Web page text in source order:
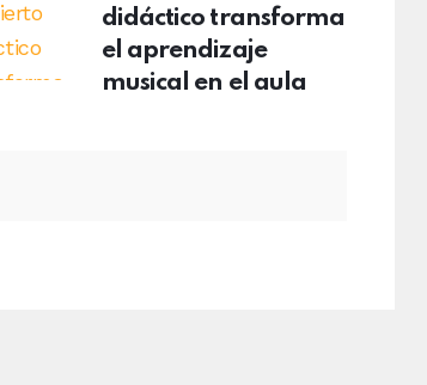
didáctico transforma
el aprendizaje
musical en el aula